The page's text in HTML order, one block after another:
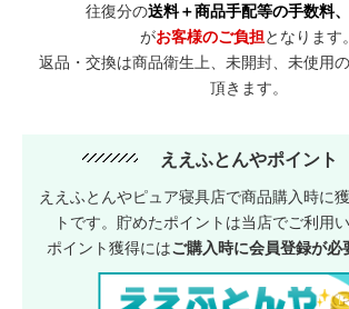
往復分の送料＋商品手配等の手数料
がお客様のご負担となります。
返品・交換は商品衛生上、未開封、未使用
頂きます。
ええふとんやポイント
ええふとんやピュア寝具店で商品購入時に
トです。貯めたポイントは当店でご利用
ポイント獲得にはご購入時に会員登録が必